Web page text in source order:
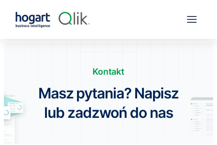
Kontakt
Masz pytania? Napisz
lub zadzwoń do nas